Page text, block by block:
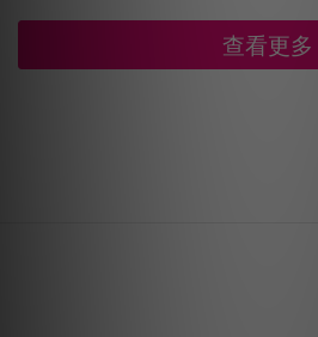
查看更多